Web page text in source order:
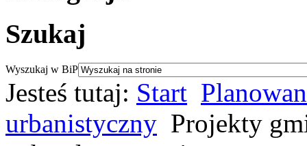
Szukaj
Wyszukaj w BiP
Jesteś tutaj: Start
urbanistyczny Projekty